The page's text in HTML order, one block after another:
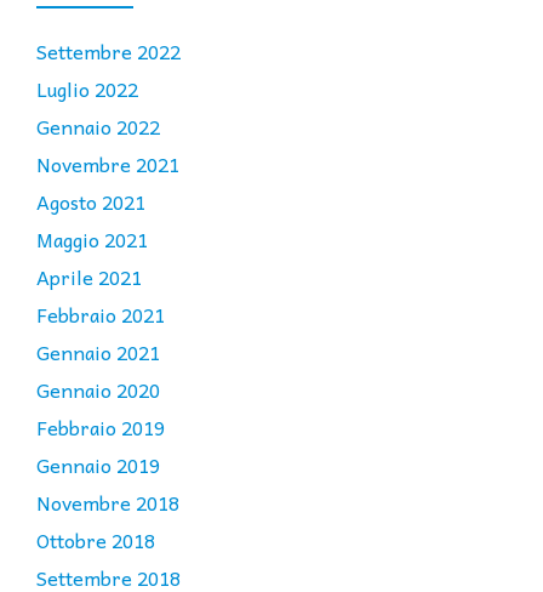
Settembre 2022
Luglio 2022
Gennaio 2022
Novembre 2021
Agosto 2021
Maggio 2021
Aprile 2021
Febbraio 2021
Gennaio 2021
Gennaio 2020
Febbraio 2019
Gennaio 2019
Novembre 2018
Ottobre 2018
Settembre 2018